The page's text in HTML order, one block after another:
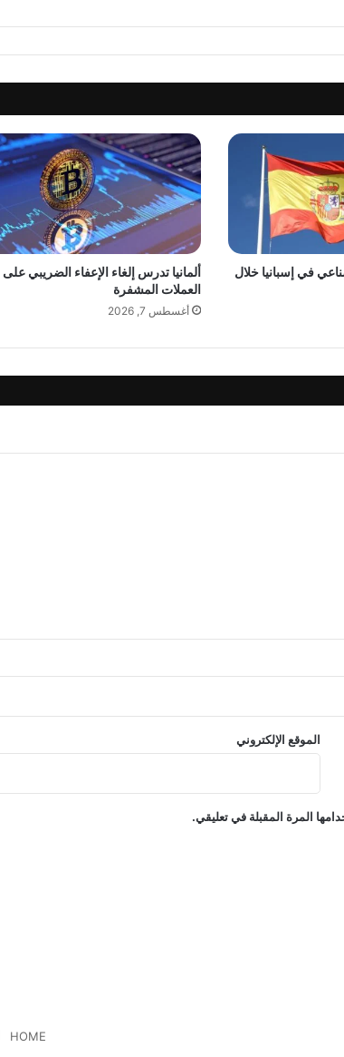
و
ا
ف
ي
ل
س
ر
ا
ي
ا
و
في إسبانيا خلال
ألمانيا تدرس إلغاء الإعفاء الضريبي على
العملات المشفرة
أغسطس 7, 2026
الموقع الإلكتروني
المرة المقبلة في تعليقي.
HOME